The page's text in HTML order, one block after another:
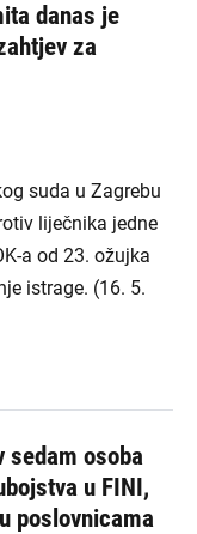
danas je
za
suda u Zagrebu
liječnika jedne
a od 23. ožujka
istrage. (16. 5.
sedam osoba
u FINI,
poslovnicama